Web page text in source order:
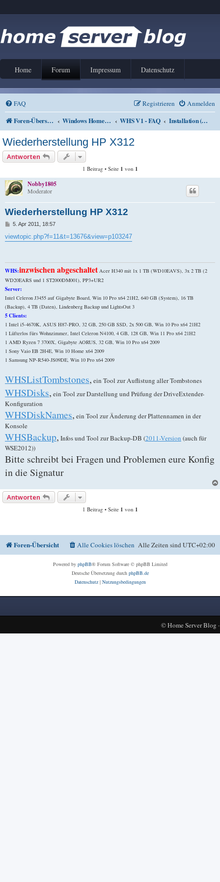
Home Forum Impressum Datenschutz
FAQ Anmelden
Registrieren
Foren-Übersicht Windows Home Server V1 WHS V1 - FAQ Installation (inkl. WHS-Setup)
Wiederherstellung HP X312
Antworten
1 Beitrag • Seite 1 von 1
Nobby1805
Moderator
Wiederherstellung HP X312
B
i
t
5. Apr 2011, 18:57
viewtopic.php?f=11&t=13676&view=p103247
WHS:inzwischen abgeschaltet Acer H340 mit 1x 1 TB (WD10EAVS), 3x 2 TB (2
WD20EARS und 1 ST2000DM001), PP3+UR2
Server:
Intel Celeron J3455 auf Gigabyte Board, Win 10 Pro x64 21H2, 640 GB (System), 16 TB
(Backup), 4 TB (Daten), Lindenberg Backup und LightsOut 3
5 Clients:
1 Intel i5-4670K, ASUS H87-PRO, 32 GB, 250 GB SSD, 2x 500 GB, Win 10 Pro x64 21H2
1 Lüfterlos fürs Wohnzimmer, Intel Celeron N4100, 4 GB, 128 GB, Win 11 Pro x64 21H2
1 AMD Ryzen 7 3700X, Gigabyte AORUS, 32 GB, Win 10 Pro x64 2009
1 Sony Vaio EB 2H4E, Win 10 Home x64 2009
1 Samsung NP-R540-JS09DE, Win 10 Pro x64 2009
WHSListTombstones, ein Tool zur Auflistung aller Tombstones
WHSDisks, ein Tool zur Darstellung und Prüfung der DriveExtender-
Konfiguration
WHSDiskNames, ein Tool zur Änderung der Plattennamen in der
Konsole
WHSBackup, Infos und Tool zur Backup-DB (2011-Version (auch für
WSE2012))
Bitte schreibt bei Fragen und Problemen eure Konfig
in die Signatur
Antworten
1 Beitrag • Seite 1 von 1
Foren-Übersicht Alle Zeiten sindUTC+02:00
Alle Cookies löschen
Powered by phpBB® Forum Software © phpBB Limited
Deutsche Übersetzung durch phpBB.de
Datenschutz| Nutzungsbedingungen
©Home Server Blog